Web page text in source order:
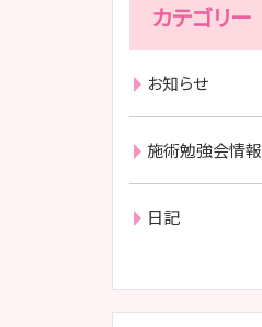
カテゴリー
お知らせ
施術勉強会情報
日記